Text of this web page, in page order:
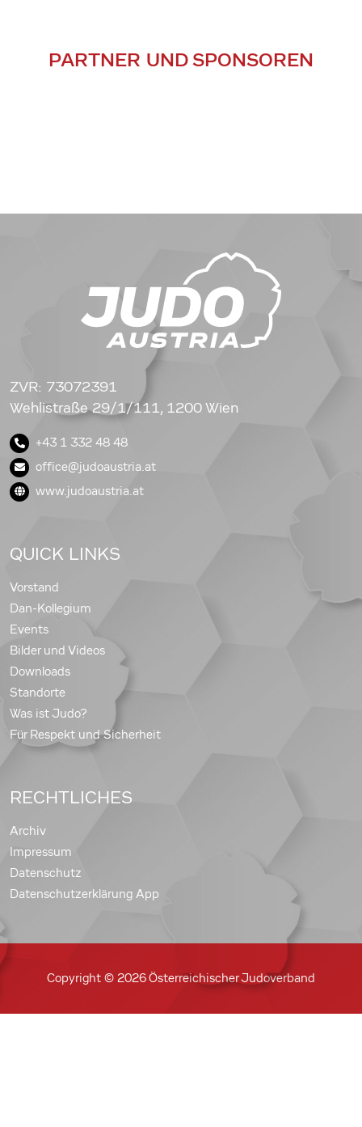
PARTNER UND SPONSOREN
ZVR: 73072391
Wehlistraße 29/1/111, 1200 Wien
+43 1 332 48 48
office@judoaustria.at
www.judoaustria.at
QUICK LINKS
Vorstand
Dan-Kollegium
Events
Bilder und Videos
Downloads
Standorte
Was ist Judo?
Für Respekt und Sicherheit
RECHTLICHES
Archiv
Impressum
Datenschutz
Datenschutzerklärung App
Copyright © 2026 Österreichischer Judoverband